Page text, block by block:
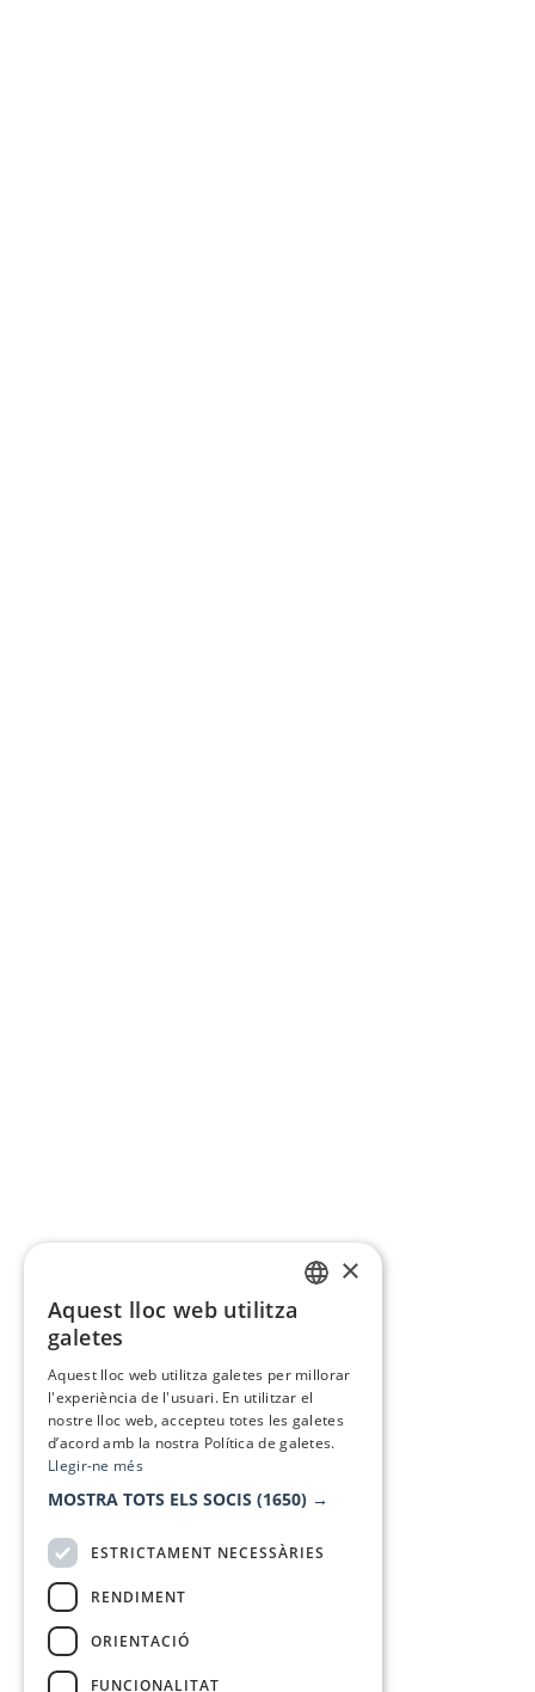
×
Aquest lloc web utilitza
galetes
Aquest lloc web utilitza galetes per millorar
l'experiència de l'usuari. En utilitzar el
nostre lloc web, accepteu totes les galetes
d’acord amb la nostra Política de galetes.
Llegir-ne més
MOSTRA TOTS ELS SOCIS (1650) →
ESTRICTAMENT NECESSÀRIES
RENDIMENT
ORIENTACIÓ
FUNCIONALITAT